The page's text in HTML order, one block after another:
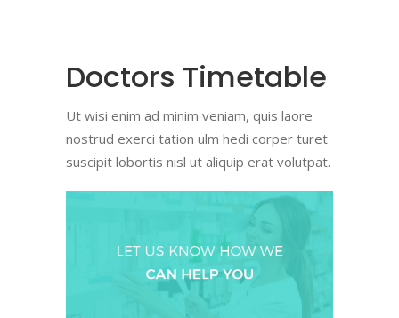
Doctors Timetable
Ut wisi enim ad minim veniam, quis laore
nostrud exerci tation ulm hedi corper turet
suscipit lobortis nisl ut aliquip erat volutpat.